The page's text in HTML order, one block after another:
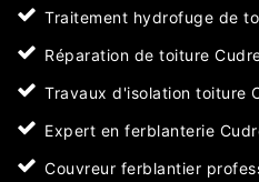
Traitement hydrofuge de
Réparation de toiture
Travaux d'isolation toiture
Expert en ferblanterie
Couvreur ferblantier